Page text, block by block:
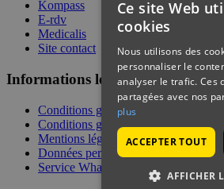
Kompass
E-rdv
Medicalis
Site contact
Informations légales
Conditions générales de services
Conditions générales de vente
Mentions légales
Données personnelles
Service WhatsApp
Ce site Web
cookies
Nous utilisons des
personnaliser le
analyser le trafic. Ces
partagées avec nos
plus
ACCEPTER TOUT
AFFICHER